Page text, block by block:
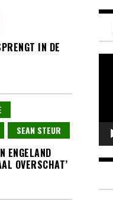
IN DE
SEAN STEUR
ENGELAND
OVERSCHAT’